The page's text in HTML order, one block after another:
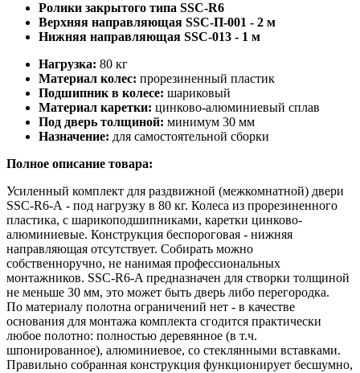
Ролики закрытого типа SSC-R6​
Верхняя направляющая SSC-П-001 - 2 м
Нижняя направляющая SSC-013 - 1 м
Нагрузка: 80 кг
Материал колес: прорезиненный пластик
Подшипник в колесе: шариковый
Материал каретки: цинково-алюминиевый сплав
Под дверь толщиной: минимум 30 мм
Назначение: для самостоятельной сборки
Полное описание товара:
Усиленный комплект для раздвижной (межкомнатной) двери
SSC-R6-A - под нагрузку в 80 кг. Колеса из прорезиненного
пластика, с шарикоподшипниками, каретки цинково-
алюминиевые. Конструкция беспороговая - нижняя
направляющая отсутствует. Собирать можно
собственноручно, не нанимая профессиональных
монтажников. SSC-R6-A предназначен для створки толщиной
не меньше 30 мм, это может быть дверь либо перегородка.
По материалу полотна ограничений нет - в качестве
основания для монтажа комплекта сгодится практически
любое полотно: полностью деревянное (в т.ч.
шпонированное), алюминиевое, со стеклянными вставками.
Правильно собранная конструкция функционирует бесшумно,